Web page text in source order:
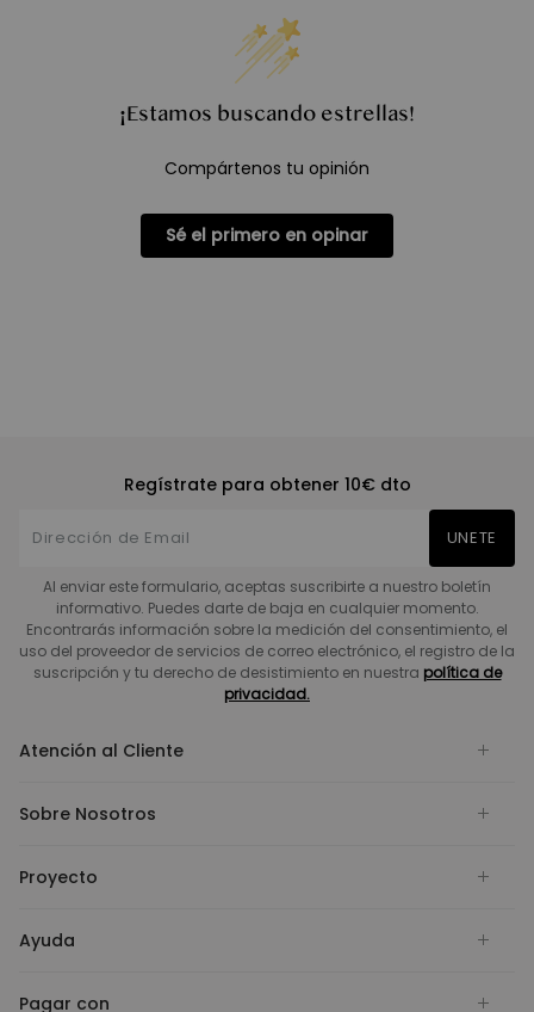
¡Estamos buscando estrellas!
Compártenos tu opinión
Sé el primero en opinar
Regístrate para obtener 10€ dto
UNETE
Al enviar este formulario, aceptas suscribirte a nuestro boletín
informativo. Puedes darte de baja en cualquier momento.
Encontrarás información sobre la medición del consentimiento, el
uso del proveedor de servicios de correo electrónico, el registro de la
suscripción y tu derecho de desistimiento en nuestra política de
privacidad.
Atención al Cliente
Sobre Nosotros
Proyecto
Ayuda
Pagar con